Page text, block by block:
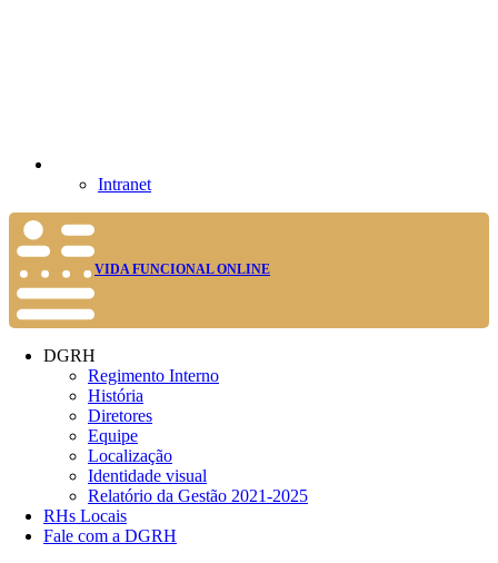
Intranet
VIDA FUNCIONAL ONLINE
DGRH
Regimento Interno
História
Diretores
Equipe
Localização
Identidade visual
Relatório da Gestão 2021-2025
RHs Locais
Fale com a DGRH